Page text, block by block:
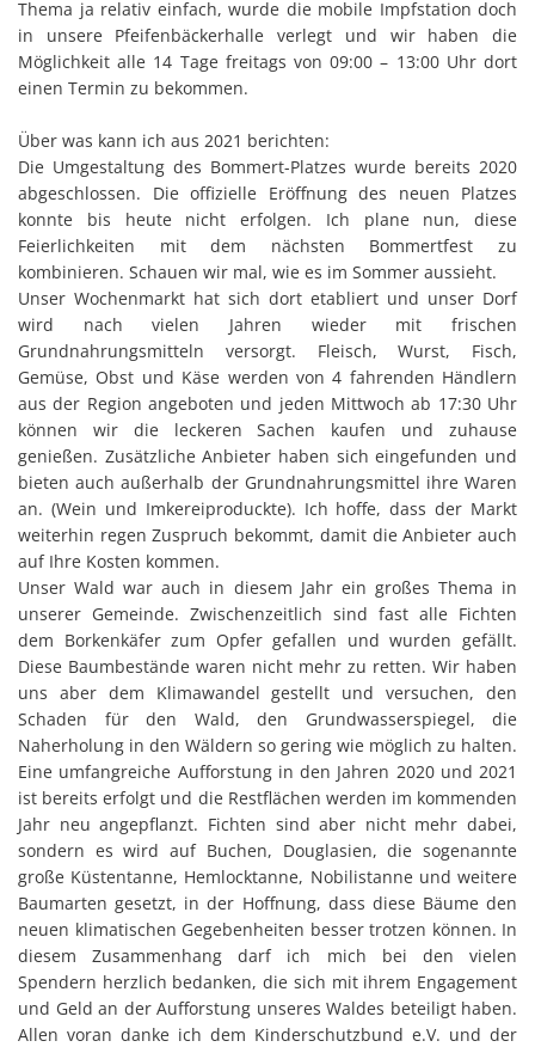
Thema ja relativ einfach, wurde die mobile Impfstation doch
in unsere Pfeifenbäckerhalle verlegt und wir haben die
Möglichkeit alle 14 Tage freitags von 09:00 – 13:00 Uhr dort
einen Termin zu bekommen.
Über was kann ich aus 2021 berichten:
Die Umgestaltung des Bommert-Platzes wurde bereits 2020
abgeschlossen. Die offizielle Eröffnung des neuen Platzes
konnte bis heute nicht erfolgen. Ich plane nun, diese
Feierlichkeiten mit dem nächsten Bommertfest zu
kombinieren. Schauen wir mal, wie es im Sommer aussieht.
Unser Wochenmarkt hat sich dort etabliert und unser Dorf
wird nach vielen Jahren wieder mit frischen
Grundnahrungsmitteln versorgt. Fleisch, Wurst, Fisch,
Gemüse, Obst und Käse werden von 4 fahrenden Händlern
aus der Region angeboten und jeden Mittwoch ab 17:30 Uhr
können wir die leckeren Sachen kaufen und zuhause
genießen. Zusätzliche Anbieter haben sich eingefunden und
bieten auch außerhalb der Grundnahrungsmittel ihre Waren
an. (Wein und Imkereiproduckte). Ich hoffe, dass der Markt
weiterhin regen Zuspruch bekommt, damit die Anbieter auch
auf Ihre Kosten kommen.
Unser Wald war auch in diesem Jahr ein großes Thema in
unserer Gemeinde. Zwischenzeitlich sind fast alle Fichten
dem Borkenkäfer zum Opfer gefallen und wurden gefällt.
Diese Baumbestände waren nicht mehr zu retten. Wir haben
uns aber dem Klimawandel gestellt und versuchen, den
Schaden für den Wald, den Grundwasserspiegel, die
Naherholung in den Wäldern so gering wie möglich zu halten.
Eine umfangreiche Aufforstung in den Jahren 2020 und 2021
ist bereits erfolgt und die Restflächen werden im kommenden
Jahr neu angepflanzt. Fichten sind aber nicht mehr dabei,
sondern es wird auf Buchen, Douglasien, die sogenannte
große Küstentanne, Hemlocktanne, Nobilistanne und weitere
Baumarten gesetzt, in der Hoffnung, dass diese Bäume den
neuen klimatischen Gegebenheiten besser trotzen können. In
diesem Zusammenhang darf ich mich bei den vielen
Spendern herzlich bedanken, die sich mit ihrem Engagement
und Geld an der Aufforstung unseres Waldes beteiligt haben.
Allen voran danke ich dem Kinderschutzbund e.V. und der